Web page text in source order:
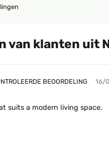
van klanten uit
BEOORDELING 16/
suits a modern living space.